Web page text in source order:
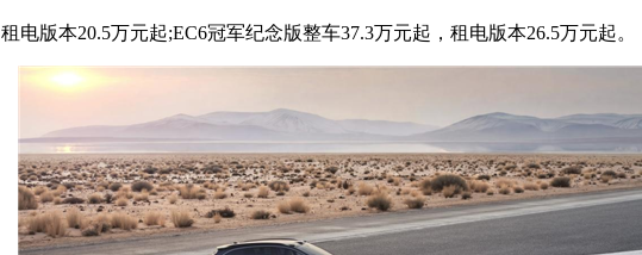
版本20.5万元起;EC6冠军纪念版整车37.3万元起，租电版本26.5万元起。